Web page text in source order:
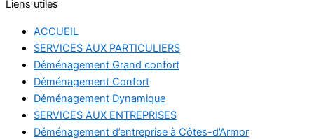
Liens utiles
ACCUEIL
SERVICES AUX PARTICULIERS
Déménagement Grand confort
Déménagement Confort
Déménagement Dynamique
SERVICES AUX ENTREPRISES
Déménagement d’entreprise à Côtes-d’Armor